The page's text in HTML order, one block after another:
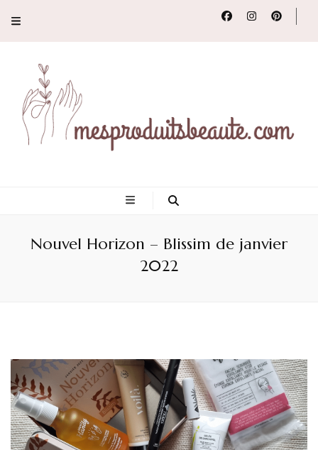
et revues de
produits beauté
Nouvel Horizon – Blissim de janvier
2022